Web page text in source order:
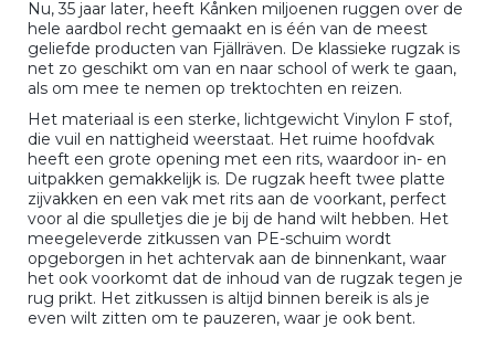
Nu, 35 jaar later, heeft Kånken miljoenen ruggen over de
hele aardbol recht gemaakt en is één van de meest
geliefde producten van Fjällräven. De klassieke rugzak is
net zo geschikt om van en naar school of werk te gaan,
als om mee te nemen op trektochten en reizen.
Het materiaal is een sterke, lichtgewicht Vinylon F stof,
die vuil en nattigheid weerstaat. Het ruime hoofdvak
heeft een grote opening met een rits, waardoor in- en
uitpakken gemakkelijk is. De rugzak heeft twee platte
zijvakken en een vak met rits aan de voorkant, perfect
voor al die spulletjes die je bij de hand wilt hebben. Het
meegeleverde zitkussen van PE-schuim wordt
opgeborgen in het achtervak aan de binnenkant, waar
het ook voorkomt dat de inhoud van de rugzak tegen je
rug prikt. Het zitkussen is altijd binnen bereik is als je
even wilt zitten om te pauzeren, waar je ook bent.